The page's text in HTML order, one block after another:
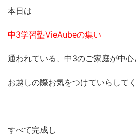
本日は
中3学習塾VieAubeの集い
通われている、中3のご家庭が中
お越しの際お気をつけていらしてく
すべて完成し